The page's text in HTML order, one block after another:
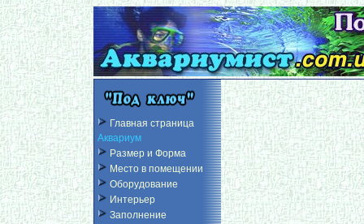
Главная страница
Аквариум
Размер и Форма
Место в помещении
Оборудование
Интерьер
Заполнение